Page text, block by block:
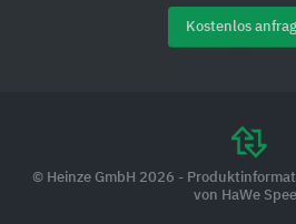
Kostenlos
© Heinze GmbH 2026 -
von HaWe